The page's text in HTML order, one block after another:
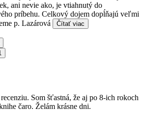
ani nevie ako, je vtiahnutý do
príbehu. Celkový dojem dopĺňajú veľmi
p. Lazárová
Čítať viac
Som šťastná, že aj po 8-ich rokoch
čaro. Želám krásne dni.